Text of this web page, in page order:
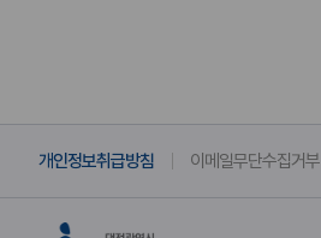
개인정보취급방침 이메일무단수집거부